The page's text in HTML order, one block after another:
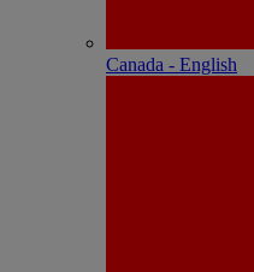
Canada - English